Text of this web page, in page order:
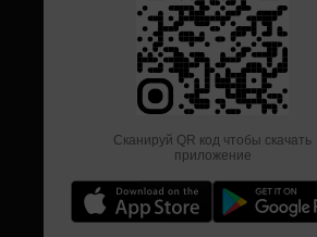
Сканируй QR код чтобы скачать
приложение